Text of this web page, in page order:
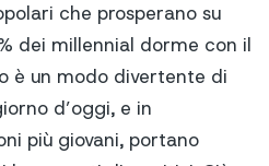
che prosperano su
dei millennial dorme con il
è un modo divertente di
d’oggi, e in
più giovani, portano